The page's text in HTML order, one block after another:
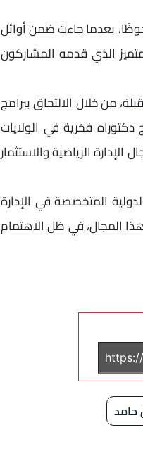
بعدما جاءت ضمن أوائل
الذي قدمه المشاركون
من خلال الالتحاق ببرامج
فخرية في الولايات
الرياضية والاستثمار
المتخصصة في الإدارة
المجال، في ظل الاهتمام
حامد